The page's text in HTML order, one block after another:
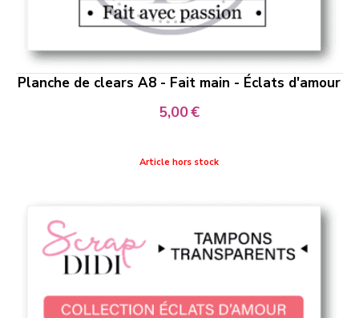
Planche de clears A8 - Fait main - Éclats d'amour
5,00€
Article hors stock